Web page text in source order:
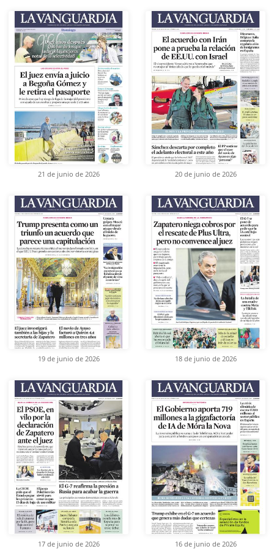
21 de junio de 2026 20 de junio de 2026
19 de junio de 2026 18 de junio de 2026
17 de junio de 2026 16 de junio de 2026